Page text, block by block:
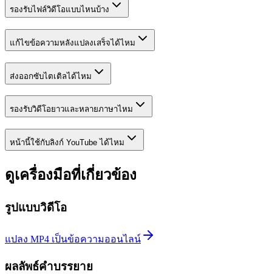
รองรับไฟล์วิดีโอแบบไหนบ้าง
แก้ไขข้อความหลังแปลงเสร็จได้ไหม
ส่งออกซับไตเติลได้ไหม
รองรับวิดีโอยาวและหลายภาษาไหม
หน้านี้ใช้กับลิงก์ YouTube ได้ไหม
ดูเครื่องมือที่เกี่ยวข้อง
รูปแบบวิดีโอ
แปลง MP4 เป็นข้อความออนไลน์
ผลลัพธ์คำบรรยาย